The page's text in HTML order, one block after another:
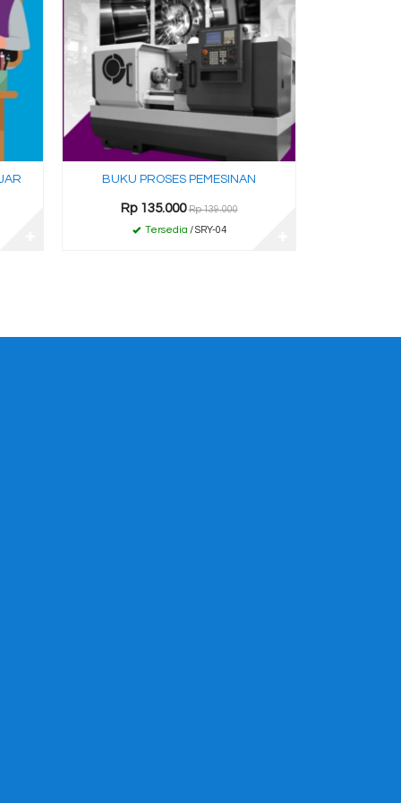
BUKU PROSES PEMESINAN
Rp 135.000 Rp 139.000
Tersedia / SRY-04